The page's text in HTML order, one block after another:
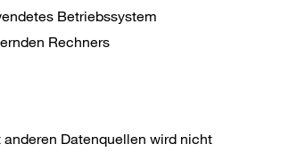
Betriebssystem
Rechners
Datenquellen wird nicht